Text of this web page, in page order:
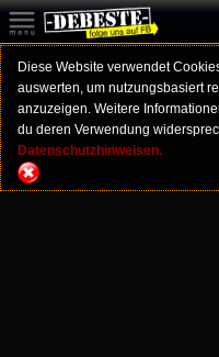
Diese Website verwendet
auswerten, um nutzungsbasiert
anzuzeigen. Weitere
du deren Verwendung
Datenschutzhinweisen.